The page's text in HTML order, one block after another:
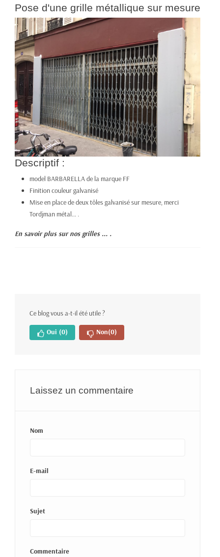
Pose d'une grille métallique sur mesure
Descriptif :
model BARBARELLA de la marque FF
Finition couleur galvanisé
Mise en place de deux tôles galvanisé sur mesure, merci
Tordjman métal... .
En savoir plus sur nos grilles ... .
Ce blog vous a-t-il été utile ?
Oui (0) Non(0)
Laissez un commentaire
Nom
E-mail
Sujet
Commentaire